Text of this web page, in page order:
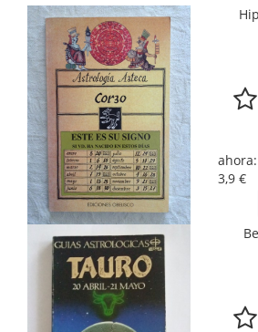
Local
Mafia y espionaje
Matemáticas
Medicina
Música
Naturaleza
Novela Extranjera
Novela fantástica
Novela histórica
ahora:
3,9 €